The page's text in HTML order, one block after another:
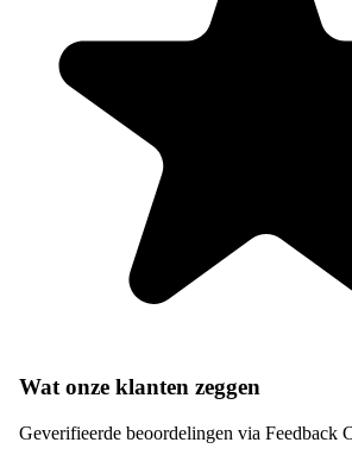
Wat onze klanten zeggen